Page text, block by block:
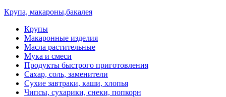
Крупа, макароны,бакалея
Крупы
Макаронные изделия
Масла растительные
Мука и смеси
Продукты быстрого приготовления
Сахар, соль, заменители
Сухие завтраки, каши, хлопья
Чипсы, сухарики, снеки, попкорн